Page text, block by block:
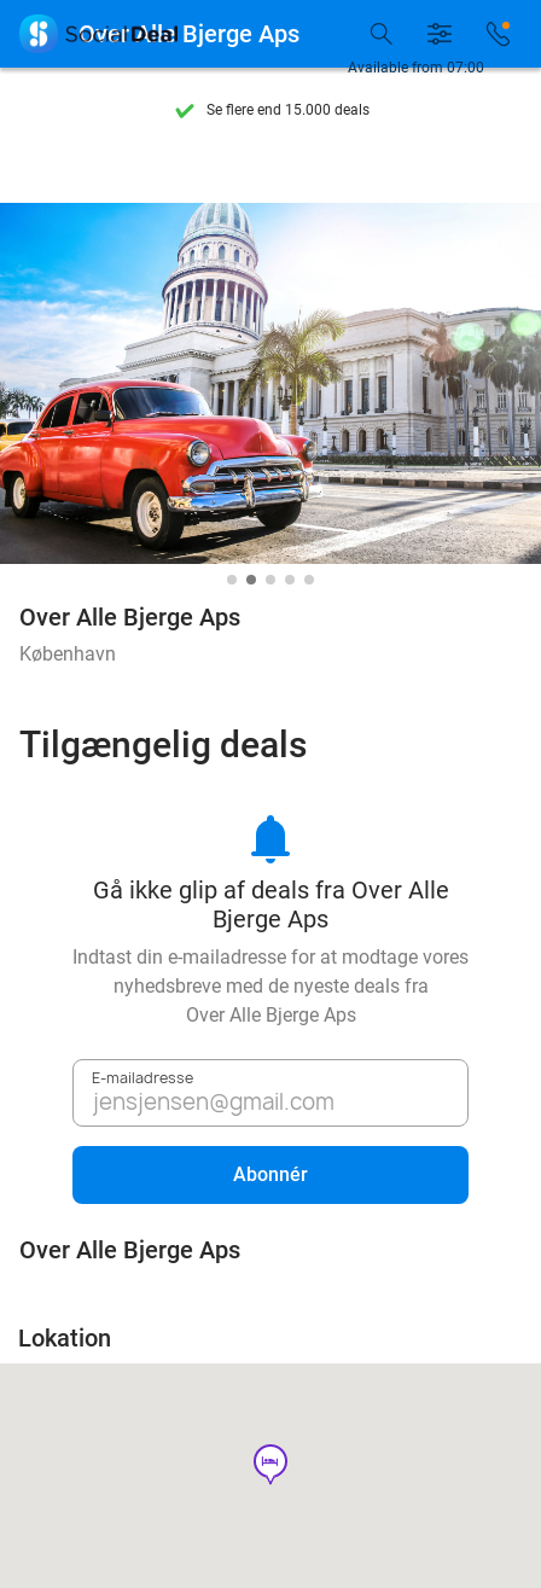
Se flere end 15.000 deals
10+ millioner medlemmer
9,4
Se flere end 15.000 deals
Tilgængelig 7 dage om ugen
10+ millioner medlemmer
Available from 07:00
 Over Alle Bjerge Aps
Over Alle Bjerge Aps
København
Tilgængelig deals
notifications
Gå ikke glip af deals fra Over Alle
Bjerge Aps
Indtast din e-mailadresse for at modtage vores
nyhedsbreve med de nyeste deals fra
Over Alle Bjerge Aps
E-mailadresse
Abonnér
Over Alle Bjerge Aps
Lokation
hotel